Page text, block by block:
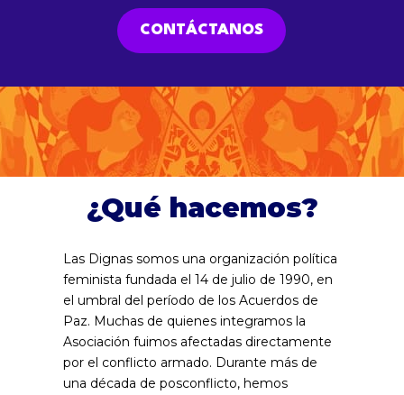
CONTÁCTANOS
¿Qué hacemos?
Las Dignas somos una organización política
feminista fundada el 14 de julio de 1990, en
el umbral del período de los Acuerdos de
Paz. Muchas de quienes integramos la
Asociación fuimos afectadas directamente
por el conflicto armado. Durante más de
una década de posconflicto, hemos